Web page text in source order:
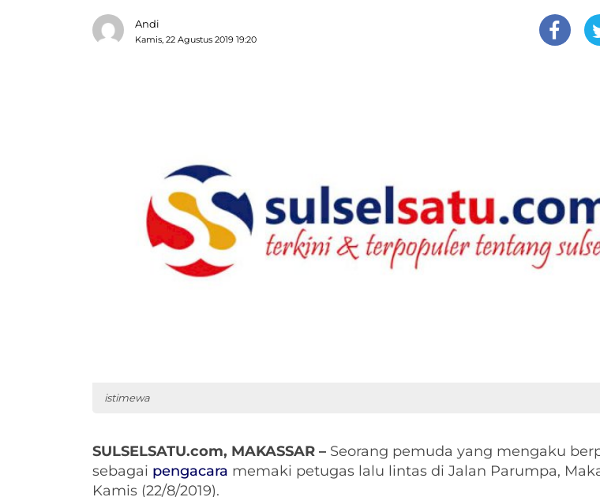
Andi
Kamis, 22 Agustus 2019 19:20
istimewa
SULSELSATU.com, MAKASSAR – Seorang pemuda yang mengaku
sebagai pengacara memaki petugas lalu lintas di Jalan Parumpa,
Kamis (22/8/2019).